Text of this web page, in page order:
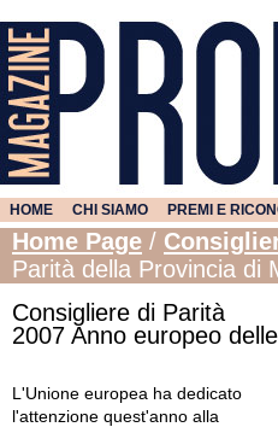
HOME CHI SIAMO PREMI E
Home Page /
Parità della Provincia di
Consigliere di Parità
2007 Anno europeo
L'Unione europea ha dedicato
l'attenzione quest'anno alla